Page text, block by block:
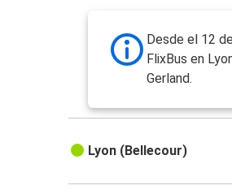
Desde el 12
FlixBus en
Gerland.
Lyon (Bellecour)